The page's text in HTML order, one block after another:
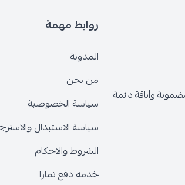
وأناقة دائمة
روابط مهمة
المدونة
من نحن
سياسة الخصوصية
سياسة الاستبدال
الشروط والاحكام
خدمة دفع تمارا